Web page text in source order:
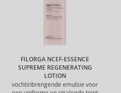
FILORGA NCEF-ESSENCE
SUPREME REGENERATING
LOTION
vochtinbrengende emulsie voor